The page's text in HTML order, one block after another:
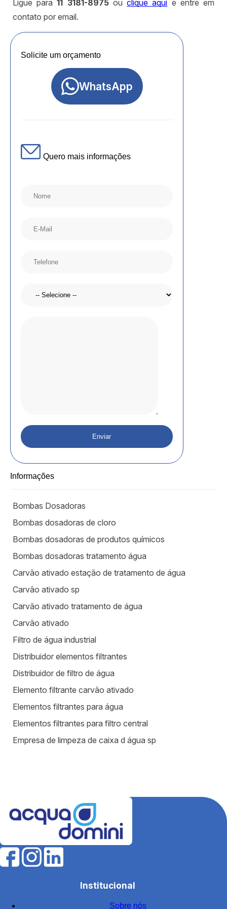
Ligue para11 3181-8975ouclique aqui e entre em
contato por email.
Solicite um orçamento
WhatsApp
Quero mais informações
Informações
Bombas Dosadoras
Bombas dosadoras de cloro
Bombas dosadoras de produtos químicos
Bombas dosadoras tratamento água
Carvão ativado estação de tratamento de água
Carvão ativado sp
Carvão ativado tratamento de água
Carvão ativado
Filtro de água industrial
Distribuidor elementos filtrantes
Distribuidor de filtro de água
Elemento filtrante carvão ativado
Elementos filtrantes para água
Elementos filtrantes para filtro central
Empresa de limpeza de caixa d água sp
Fábrica de filtros para tratamento de água
Fabricantes de elementos filtrantes
Filtro de água para indústria
Filtro de água industrial
Institucional
Sobre nós